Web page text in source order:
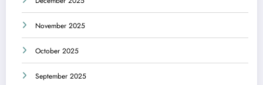
November 2025
October 2025
September 2025